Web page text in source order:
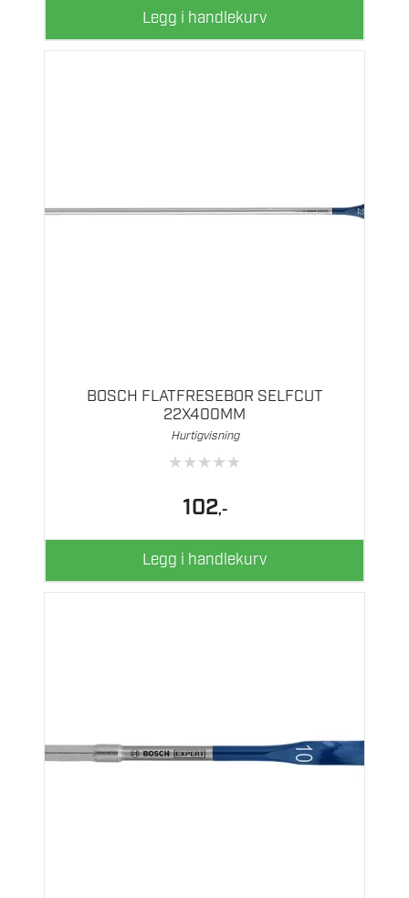
Legg i handlekurv
BOSCH FLATFRESEBOR SELFCUT
22X400MM
Hurtigvisning
★★★★★
102,-
Legg i handlekurv